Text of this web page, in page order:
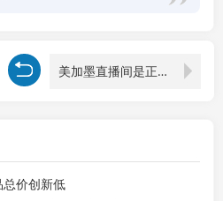
美加墨直播间是正品吗知乎文章下载
价创新低